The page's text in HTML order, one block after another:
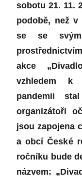
sobotu 21. 11.
podobě, než v
se se svý
prostřednictví
akce
vzhledem k
pandemii
organizátoři
jsou zapojena
a obcí České
ročníku bude
názvem: „